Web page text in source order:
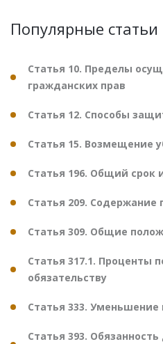
Популярные статьи
Статья 10. Пределы
гражданских прав
Статья 12. Способы
Статья 15. Возмещение
Статья 196. Общий срок
Статья 209. Содержание
Статья 309. Общие
Статья 317.1. Проценты
обязательству
Статья 333. Уменьшение
Статья 393.